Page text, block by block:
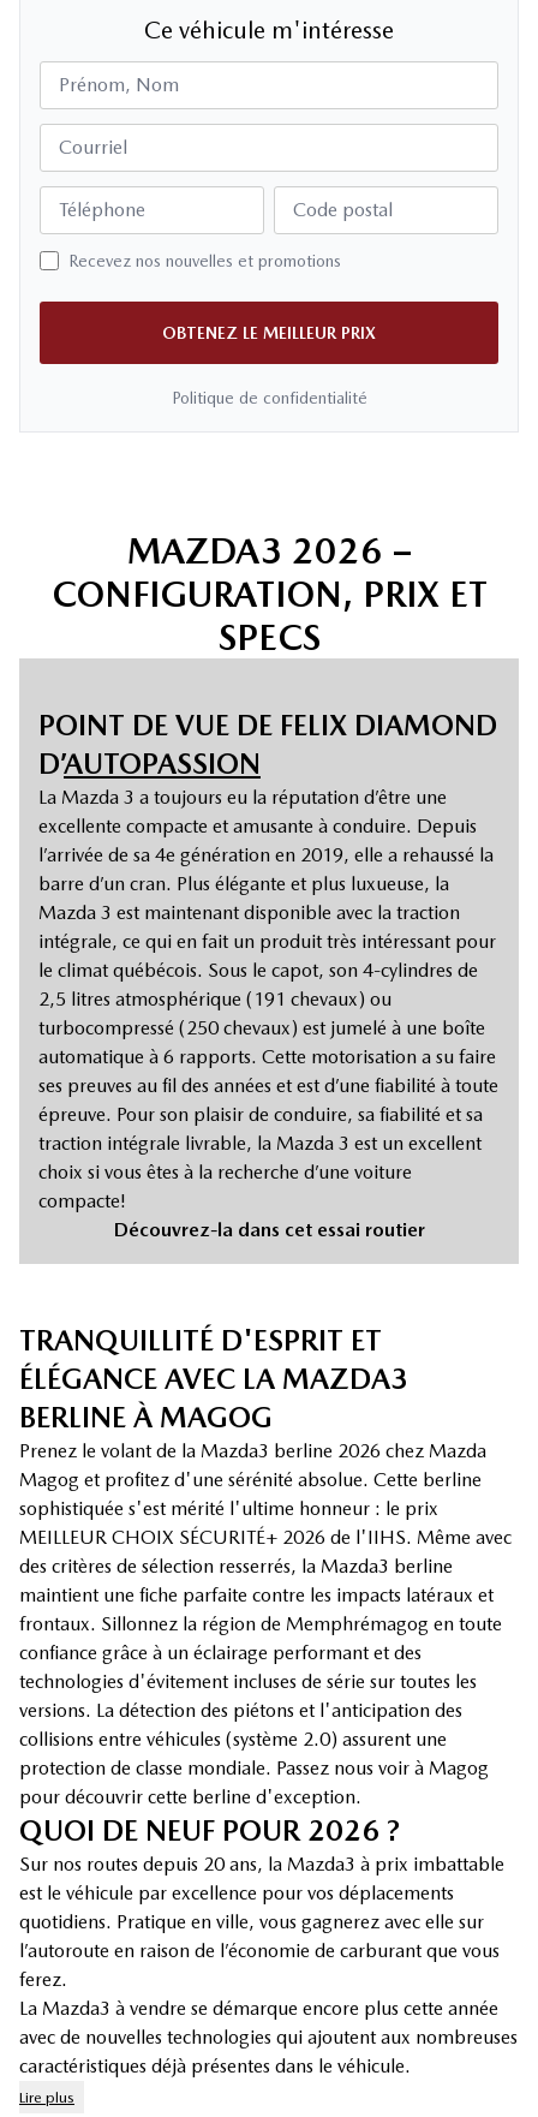
Ce véhicule m'intéresse
Prénom, Nom
Courriel
Téléphone Code postal
Recevez nos nouvelles et promotions
OBTENEZ LE MEILLEUR PRIX
Politique de confidentialité
MAZDA3 2026 –
CONFIGURATION, PRIX ET
SPECS
POINT DE VUE DE FELIX DIAMOND
D’AUTOPASSION
La Mazda 3 a toujours eu la réputation d’être une
excellente compacte et amusante à conduire. Depuis
l’arrivée de sa 4e génération en 2019, elle a rehaussé la
barre d’un cran. Plus élégante et plus luxueuse, la
Mazda 3 est maintenant disponible avec la traction
intégrale, ce qui en fait un produit très intéressant pour
le climat québécois. Sous le capot, son 4-cylindres de
2,5 litres atmosphérique (191 chevaux) ou
turbocompressé (250 chevaux) est jumelé à une boîte
automatique à 6 rapports. Cette motorisation a su faire
ses preuves au fil des années et est d’une fiabilité à toute
épreuve. Pour son plaisir de conduire, sa fiabilité et sa
traction intégrale livrable, la Mazda 3 est un excellent
choix si vous êtes à la recherche d’une voiture
compacte!
Découvrez-la dans cet essai routier
TRANQUILLITÉ D'ESPRIT ET
ÉLÉGANCE AVEC LA MAZDA3
BERLINE À MAGOG
Prenez le volant de la Mazda3 berline 2026 chez Mazda
Magog et profitez d'une sérénité absolue. Cette berline
sophistiquée s'est mérité l'ultime honneur : le prix
MEILLEUR CHOIX SÉCURITÉ+ 2026 de l'IIHS. Même avec
des critères de sélection resserrés, la Mazda3 berline
maintient une fiche parfaite contre les impacts latéraux et
frontaux. Sillonnez la région de Memphrémagog en toute
confiance grâce à un éclairage performant et des
technologies d'évitement incluses de série sur toutes les
versions. La détection des piétons et l'anticipation des
collisions entre véhicules (système 2.0) assurent une
protection de classe mondiale. Passez nous voir à Magog
pour découvrir cette berline d'exception.
QUOI DE NEUF POUR 2026 ?
Sur nos routes depuis 20 ans, la Mazda3 à prix imbattable
est le véhicule par excellence pour vos déplacements
quotidiens. Pratique en ville, vous gagnerez avec elle sur
l’autoroute en raison de l’économie de carburant que vous
ferez.
La Mazda3 à vendre se démarque encore plus cette année
avec de nouvelles technologies qui ajoutent aux nombreuses
caractéristiques déjà présentes dans le véhicule.
Lire plus